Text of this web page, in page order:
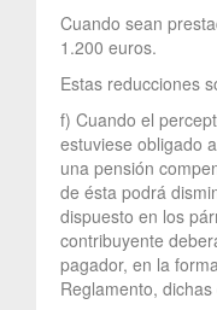
Cuando sean
1.200 euros.
Estas reducciones
f) Cuando el
estuviese obligado
una pensión
de ésta podrá
dispuesto en los
contribuyente
pagador, en la
Reglamento, dichas